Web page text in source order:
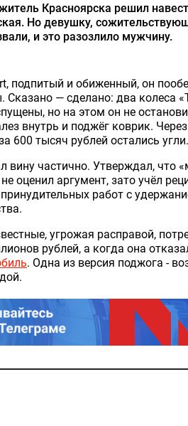
Красноярска решил
Но девушку,
и это разозлило мужчину.
подпитый и обиженный, он
Сказано — сделано: два колеса
но на этом он не
внутрь и поджёг коврик. Через
600 тысяч рублей остались угли.
вину частично. Утверждал, что
оценил аргумент, зато учёл
работ с
угрожая расправой,
рублей, а когда она
. Одна из версия поджога -